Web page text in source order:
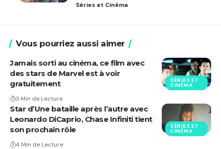
Séries et Cinéma
Vous pourriez aussi aimer
SÉRIES ET
CINÉMA
Jamais sorti au cinéma, ce film avec
des stars de Marvel est à voir
gratuitement
3 Min de Lecture
SÉRIES ET
CINÉMA
Star d’Une bataille après l’autre avec
Leonardo DiCaprio, Chase Infiniti tient
son prochain rôle
4 Min de Lecture